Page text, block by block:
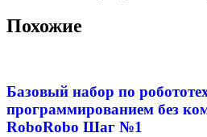
Похожие
Базовый набор по
программированием без
RoboRobo Шаг №1